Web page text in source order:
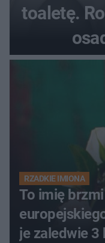
toaletę.
RZADKIE IMIONA
To imię
je zaledwie 3